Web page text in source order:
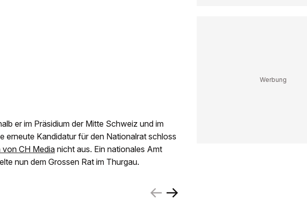
er im Präsidium der Mitte Schweiz und im
erneute Kandidatur für den Nationalrat schloss
von CH Medianicht aus. Ein nationales Amt
nun dem Grossen Rat im Thurgau.